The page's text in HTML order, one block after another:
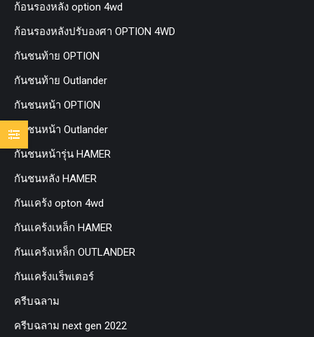
ก้อนรองหลัง option 4wd
ก้อนรองหลังปรับองศา OPTION 4WD
กันชนท้าย OPTION
กันชนท้าย Outlander
กันชนหน้า OPTION
กันชนหน้า Outlander
กันชนหน้ารุ่น HAMER
กันชนหลัง HAMER
กันแคร้ง opton 4wd
กันแคร้งเหล็ก HAMER
กันแคร้งเหล็ก OUTLANDER
กันแคร้งแร็พเตอร์
ครีบฉลาม
ครีบฉลาม next gen 2022